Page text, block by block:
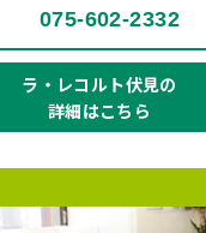
075-602-2332
ラ・レコルト伏見の
詳細はこちら